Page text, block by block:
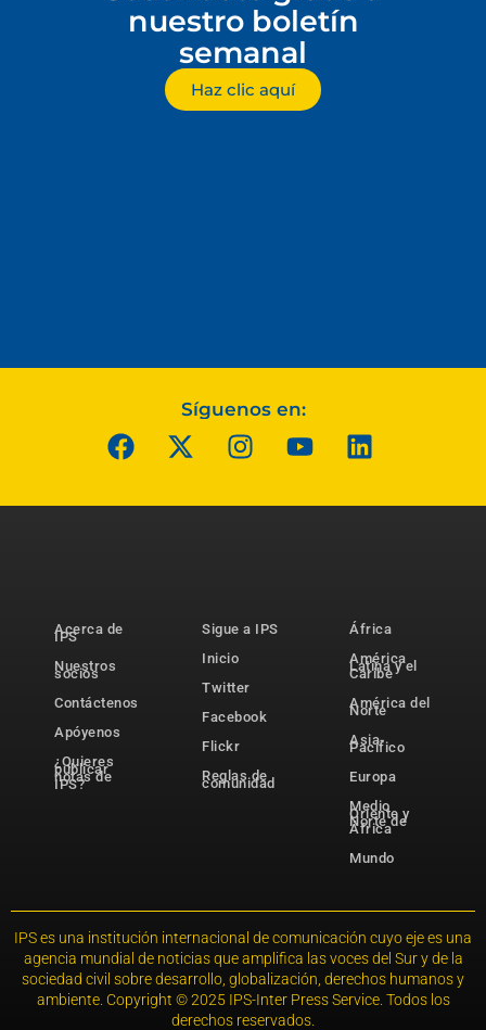
nuestro boletín
semanal
Haz clic aquí
Síguenos en:
Acerca de
IPS
Nuestros
socios
Contáctenos
Apóyenos
¿Quieres
publicar
notas de
IPS?
Sigue a IPS
Inicio
Twitter
Facebook
Flickr
Reglas de
comunidad
África
América
Latina y el
Caribe
América del
Norte
Asia-
Pacífico
Europa
Medio
Oriente y
Norte de
África
Mundo
IPS es una institución internacional de comunicación cuyo eje es una
agencia mundial de noticias que amplifica las voces del Sur y de la
sociedad civil sobre desarrollo, globalización, derechos humanos y
ambiente. Copyright © 2025 IPS-Inter Press Service. Todos los
derechos reservados.